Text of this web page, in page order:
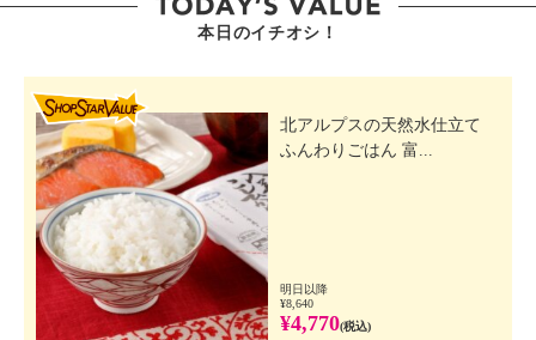
本日のイチオシ！
北アルプスの天然水仕立て
ふんわりごはん 富...
明日以降
¥8,640
¥4,770(税込)